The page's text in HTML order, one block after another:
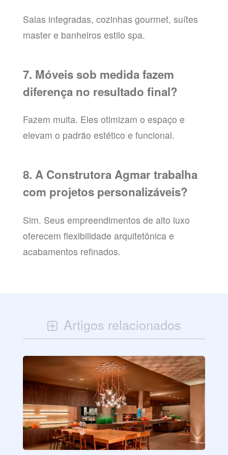
Salas integradas, cozinhas gourmet, suítes
master e banheiros estilo spa.
7. Móveis sob medida fazem
diferença no resultado final?
Fazem muita. Eles otimizam o espaço e
elevam o padrão estético e funcional.
8. A Construtora Agmar trabalha
com projetos personalizáveis?
Sim. Seus empreendimentos de alto luxo
oferecem flexibilidade arquitetônica e
acabamentos refinados.
Artigos relacionados